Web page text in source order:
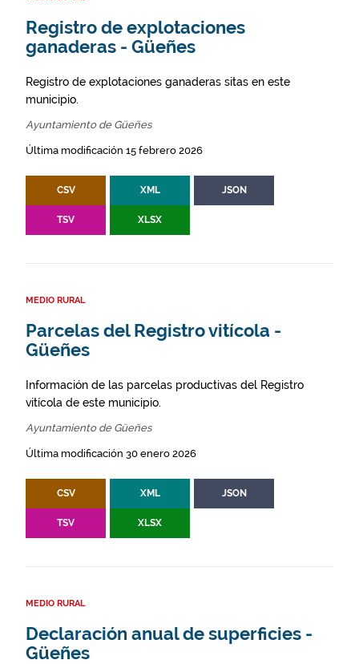
Registro de explotaciones
ganaderas - Güeñes
Registro de explotaciones ganaderas sitas en este
municipio.
Ayuntamiento de Güeñes
Última modificación 15 febrero 2026
CSV XML JSON
TSV XLSX
MEDIO RURAL
Parcelas del Registro vitícola -
Güeñes
Información de las parcelas productivas del Registro
vitícola de este municipio.
Ayuntamiento de Güeñes
Última modificación 30 enero 2026
CSV XML JSON
TSV XLSX
MEDIO RURAL
Declaración anual de superficies -
Güeñes